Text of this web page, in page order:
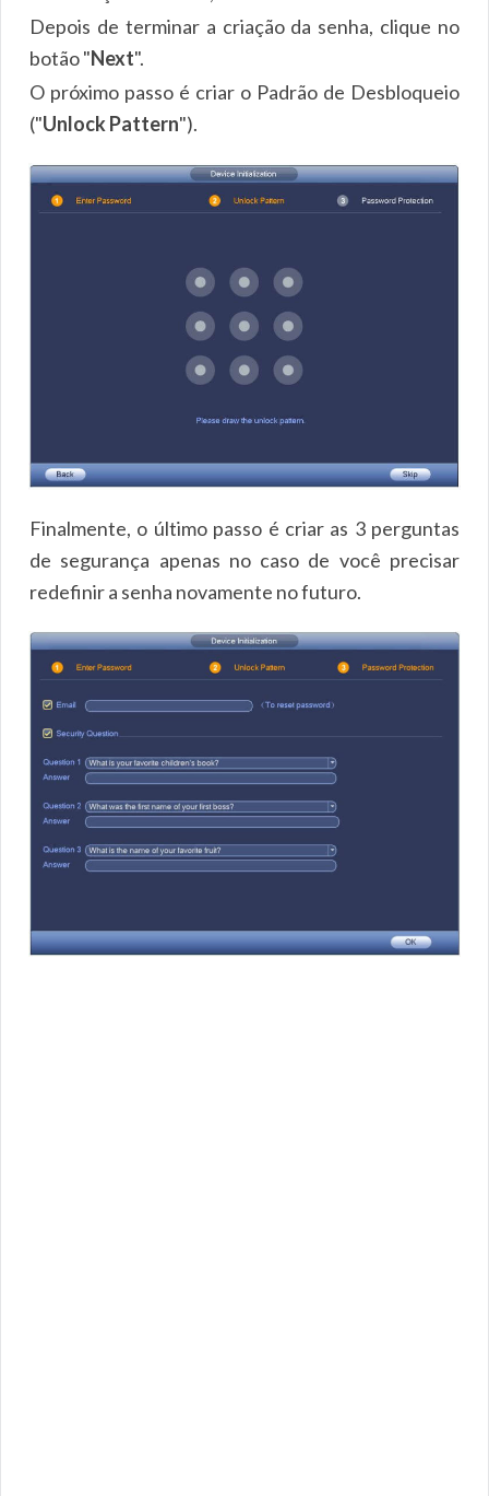
Depois de terminar a criação da senha, clique no
botão "Next".
O próximo passo é criar o Padrão de Desbloqueio
("Unlock Pattern").
Finalmente, o último passo é criar as 3 perguntas
de segurança apenas no caso de você precisar
redefinir a senha novamente no futuro.